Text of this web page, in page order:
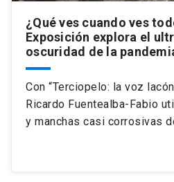
¿Qué ves cuando ves
Exposición explora el
oscuridad de la
Con “Terciopelo: la voz
Ricardo Fuentealba-Fabio
y manchas casi corrosivas